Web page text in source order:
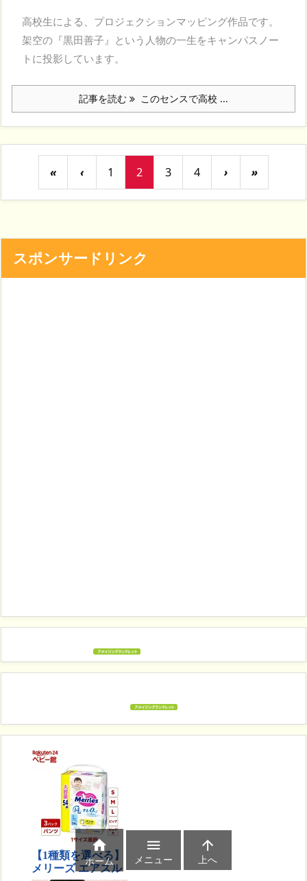
高校生による、プロジェクションマッピング作品です。
架空の『黒田善子』という人物の一生をキャンパスノー
トに投影しています。
記事を読む このセンスで高校 ...
« ‹ 1 2 3 4 › »
スポンサードリンク

ホーム

メニュー

上へ